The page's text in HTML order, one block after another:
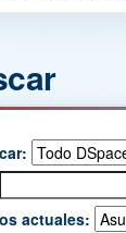
actuales: